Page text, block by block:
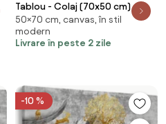
Tablou - Colaj (70x50 cm)
50×70 cm, canvas, în stil
modern
Livrare în peste 2 zile
-10 %